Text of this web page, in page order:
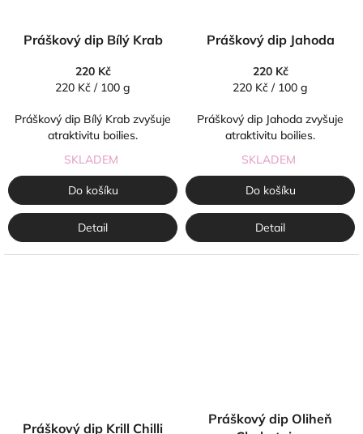
Práškový dip Bílý Krab
220 Kč
Měrná
220 Kč / 100 g
Práškový dip Bílý Krab zvyšuje
atraktivitu boilies.
SKLADEM
Do košíku
Detail
Práškový dip Jahoda
220 Kč
Měrná
220 Kč / 100 g
Práškový dip Jahoda zvyšuje
atraktivitu boilies.
SKLADEM
Do košíku
Detail
Práškový dip Krill Chilli
Práškový dip Oliheň